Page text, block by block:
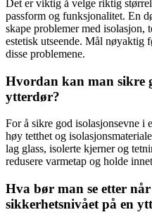
Det er viktig å velge riktig
passform og funksjonalitet. En
skape problemer med
estetisk utseende. Mål nøyaktig
disse problemene.
Hvordan kan man sikre
ytterdør?
For å sikre god isolasjonsevne i
høy tetthet og
lag glass, isolerte kjerner og
redusere varmetap og holde
Hva bør man se etter
sikkerhetsnivået på en